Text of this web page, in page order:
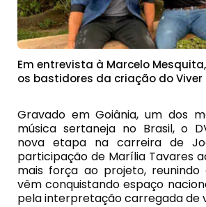
Em entrevista à Marcelo
os bastidores da criação do Viver
Gravado em Goiânia, um dos
música sertaneja no Brasil, o
nova etapa na carreira de
participação de Marília Tavares
mais força ao projeto, reunindo
vêm conquistando espaço
pela interpretação carregada de